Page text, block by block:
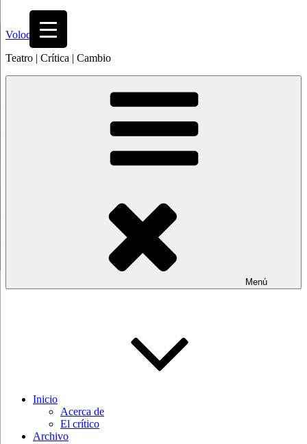
contenido
Volodia
Teatro | Crítica | Cambio
Menú
Inicio
Acerca de
El crítico
Archivo